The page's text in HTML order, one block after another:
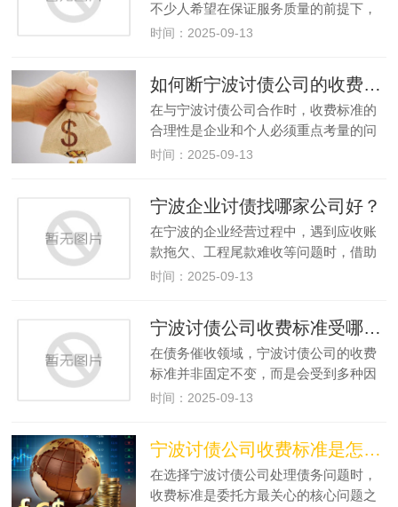
不少人希望在保证服务质量的前提下，
通过协商降低收费标准。其实，只要掌
的。首先，提前做好充分的案件信息…
时间：2025-09-13
如何断宁波讨债公司的收费标准是否合理?
在与宁波讨债公司合作时，收费标准的
合理性是企业和个人必须重点考量的问
题。若收费过高，可能增加债务解决成
费标准是否合理呢？首先，对比行业
常…
时间：2025-09-13
宁波企业讨债找哪家公司好？
在宁波的企业经营过程中，遇到应收账
款拖欠、工程尾款难收等问题时，借助
专业的宁波讨债公司来解决往往能提高
选择资质齐全、合规经营的宁波讨债…
时间：2025-09-13
宁波讨债公司收费标准受哪些因素影响？
在债务催收领域，宁波讨债公司的收费
标准并非固定不变，而是会受到多种因
素的综合影响。对于有债务催收需求的
选择服务时做出更合适的决策。债务…
时间：2025-09-13
宁波讨债公司收费标准是怎样规定的？
在选择宁波讨债公司处理债务问题时，
收费标准是委托方最关心的核心问题之